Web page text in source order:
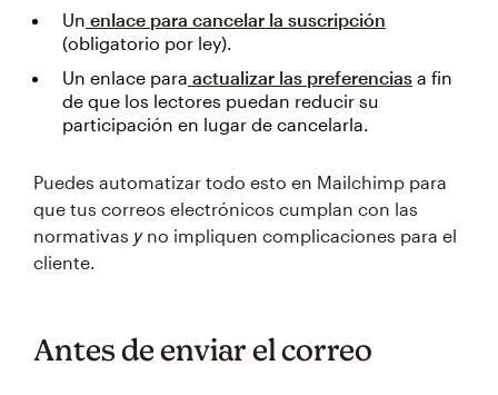
Un enlace para cancelar la suscripción
(obligatorio por ley).
Un enlace para actualizar las preferencias a fin
de que los lectores puedan reducir su
participación en lugar de cancelarla.
Puedes automatizar todo esto en Mailchimp para
que tus correos electrónicos cumplan con las
normativas yno impliquen complicaciones para el
cliente.
Antes de enviar el correo